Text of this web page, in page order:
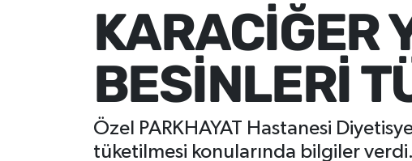
KARACİĞER
BESİNLERİ
Özel PARKHAYAT Hastanesi
tüketilmesi konularında bilgiler verdi.
Ekonomi